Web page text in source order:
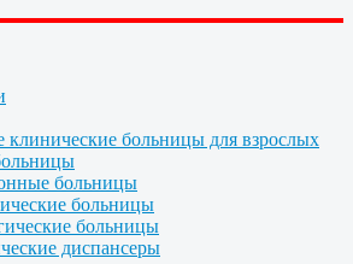
клинические больницы для взрослых
больницы
больницы
больницы
диспансеры